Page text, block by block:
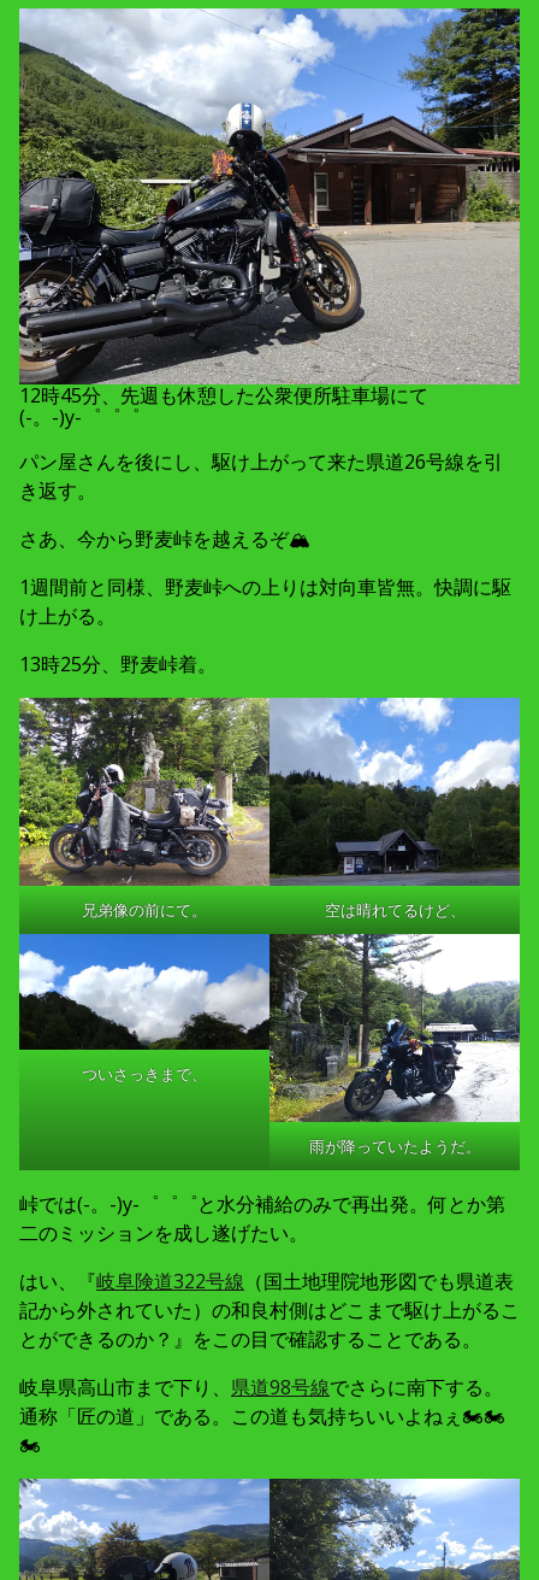
12時45分、先週も休憩した公衆便所駐車場にて
(-。-)y-゜゜゜
パン屋さんを後にし、駆け上がって来た県道26号線を引
き返す。
さあ、今から野麦峠を越えるぞ🏔
1週間前と同様、野麦峠への上りは対向車皆無。快調に駆
け上がる。
13時25分、野麦峠着。
兄弟像の前にて。 空は晴れてるけど、
ついさっきまで、
雨が降っていたようだ。
峠では(-。-)y-゜゜゜と水分補給のみで再出発。何とか第
二のミッションを成し遂げたい。
はい、『岐阜険道322号線 （国土地理院地形図でも県道表
記から外されていた）の和良村側はどこまで駆け上がるこ
とができるのか？』をこの目で確認することである。
岐阜県高山市まで下り、 県道98号線でさらに南下する。
通称「匠の道」である。この道も気持ちいいよねぇ🏍🏍
🏍